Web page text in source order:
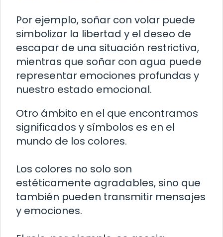
Por ejemplo, soñar con volar puede
simbolizar la libertad y el deseo de
escapar de una situación restrictiva,
mientras que soñar con agua puede
representar emociones profundas y
nuestro estado emocional.
Otro ámbito en el que encontramos
significados y símbolos es en el
mundo de los colores.
Los colores no solo son
estéticamente agradables, sino que
también pueden transmitir mensajes
y emociones.